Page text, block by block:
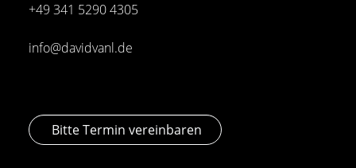
+49 341 5290 4305
info@davidvanl.de
Bitte Termin vereinbaren